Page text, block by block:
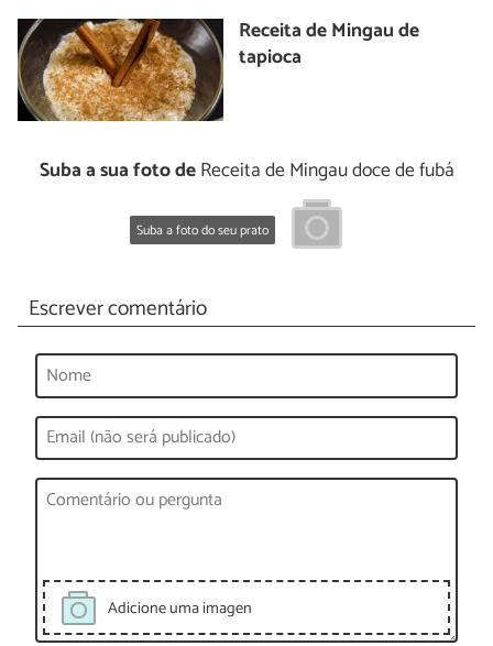
Receita de Mingau de
tapioca
Suba a sua foto deReceita de Mingau doce de fubá
Suba a foto do seu prato
Escrever comentário
Adicione uma imagen